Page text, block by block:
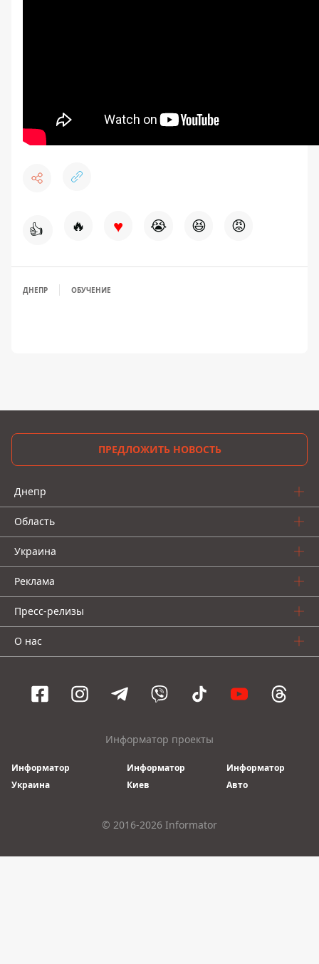
👍 🔥 ♥ 😭 😆 😡
ДНЕПР ОБУЧЕНИЕ
ПРЕДЛОЖИТЬ НОВОСТЬ
Днепр
Область
Украина
Реклама
Пресс-релизы
О нас
Информатор проекты
Информатор
Украина
Информатор
Киев
Информатор
Авто
© 2016-2026 Informator